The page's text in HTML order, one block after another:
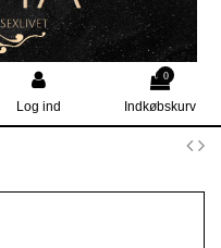
Log ind
0
Indkøbskurv